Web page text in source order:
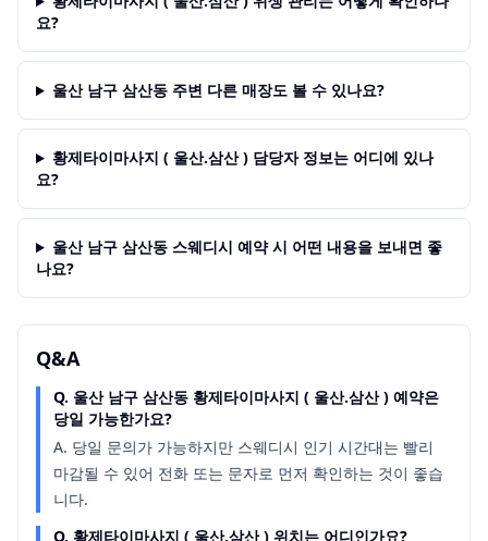
요?
울산 남구 삼산동 주변 다른 매장도 볼 수 있나요?
황제타이마사지 ( 울산.삼산 ) 담당자 정보는 어디에 있나
요?
울산 남구 삼산동 스웨디시 예약 시 어떤 내용을 보내면 좋
나요?
Q&A
Q. 울산 남구 삼산동 황제타이마사지 ( 울산.삼산 ) 예약은
당일 가능한가요?
A. 당일 문의가 가능하지만 스웨디시 인기 시간대는 빨리
마감될 수 있어 전화 또는 문자로 먼저 확인하는 것이 좋습
니다.
Q. 황제타이마사지 ( 울산.삼산 ) 위치는 어디인가요?